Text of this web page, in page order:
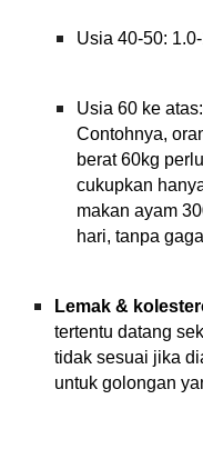
Usia 40-50:
Usia 60 ke
Contohnya,
berat 60kg
cukupkan
makan ayam
hari, tanpa
Lemak &
tertentu datang
tidak sesuai jika
untuk golongan